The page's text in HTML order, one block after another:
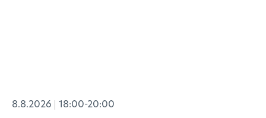
8.8.2026 18:00-20:00